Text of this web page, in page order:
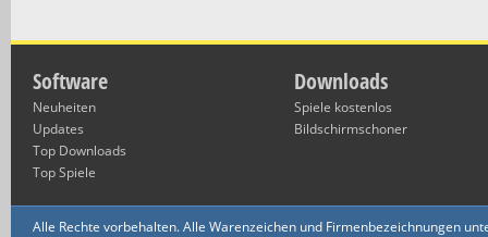
Software
Neuheiten
Updates
Top Downloads
Top Spiele
Downloads
Spiele kostenlos
Bildschirmschoner
Alle Rechte vorbehalten. Alle Warenzeichen und Firmenbezeichnungen